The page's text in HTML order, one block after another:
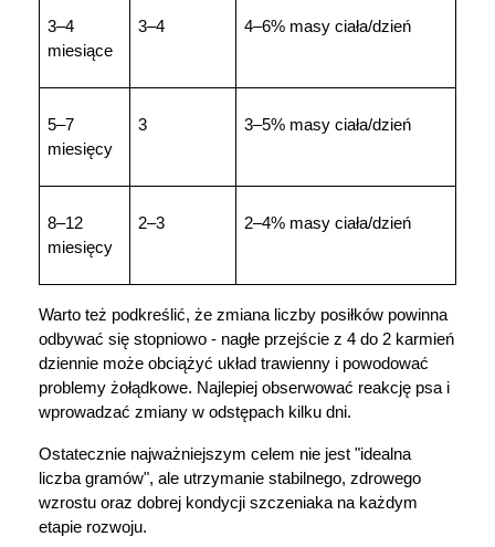
3–4
miesiące
3–4 4–6% masy ciała/dzień
5–7
miesięcy
3 3–5% masy ciała/dzień
8–12
miesięcy
2–3 2–4% masy ciała/dzień
Warto też podkreślić, że zmiana liczby posiłków powinna
odbywać się stopniowo - nagłe przejście z 4 do 2 karmień
dziennie może obciążyć układ trawienny i powodować
problemy żołądkowe. Najlepiej obserwować reakcję psa i
wprowadzać zmiany w odstępach kilku dni.
Ostatecznie najważniejszym celem nie jest "idealna
liczba gramów", ale utrzymanie stabilnego, zdrowego
wzrostu oraz dobrej kondycji szczeniaka na każdym
etapie rozwoju.